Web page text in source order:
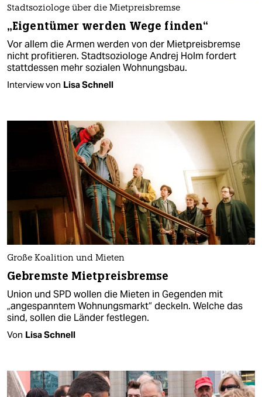
Stadtsoziologe über die Mietpreisbremse
„Eigentümer werden Wege finden“
Vor allem die Armen werden von der Mietpreisbremse
nicht profitieren. Stadtsoziologe Andrej Holm fordert
stattdessen mehr sozialen Wohnungsbau.
Interview von Lisa Schnell
Große Koalition und Mieten
Gebremste Mietpreisbremse
Union und SPD wollen die Mieten in Gegenden mit
„angespanntem Wohnungsmarkt“ deckeln. Welche das
sind, sollen die Länder festlegen.
Von Lisa Schnell